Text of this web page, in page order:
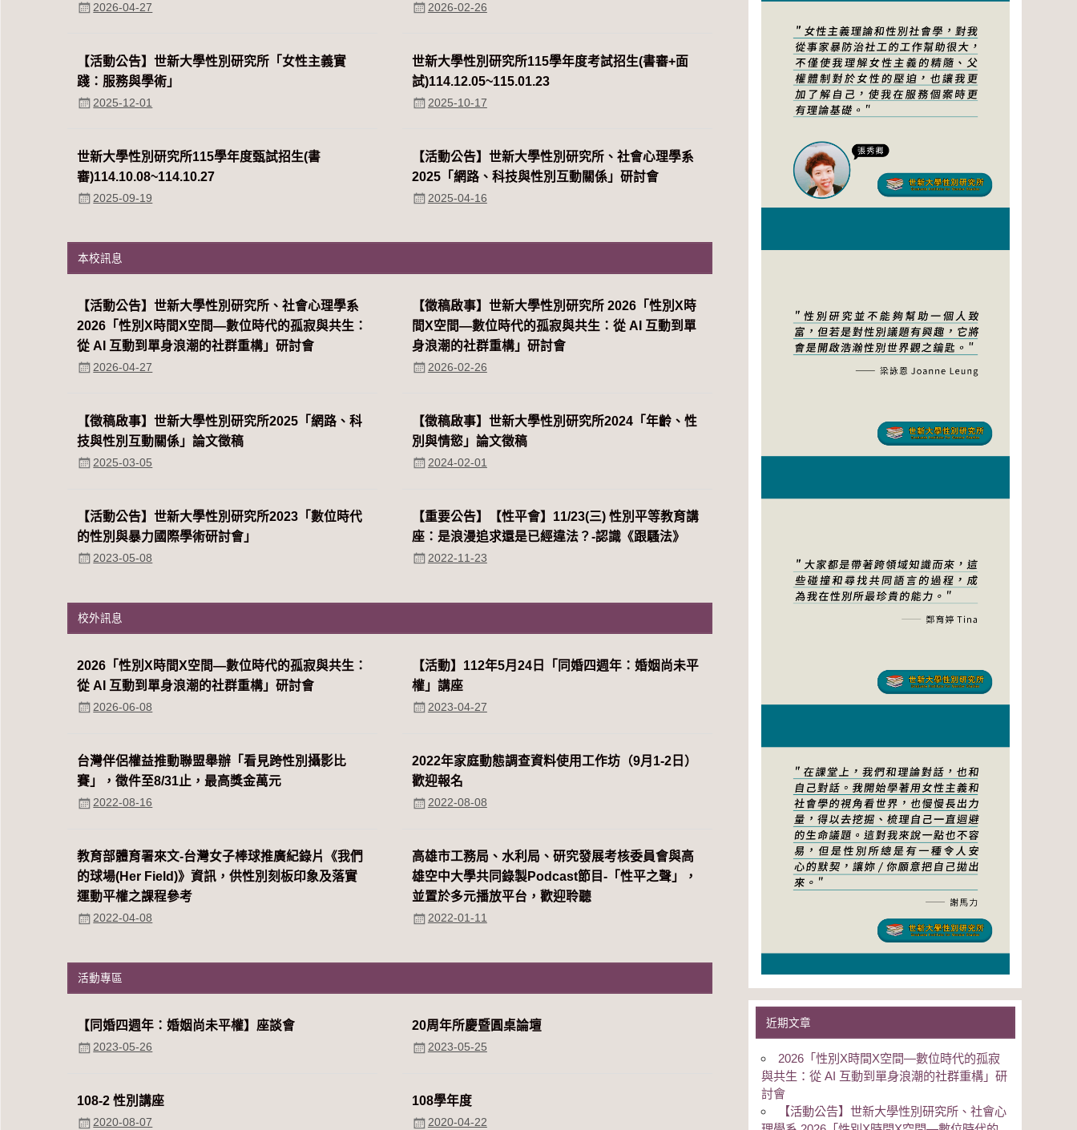
2026-04-27 2026-02-26
【活動公告】世新大學性別研究所「女性主義實
踐：服務與學術」
2025-12-01
世新大學性別研究所115學年度考試招生(書審+面
試)114.12.05~115.01.23
2025-10-17
世新大學性別研究所115學年度甄試招生(書
審)114.10.08~114.10.27
2025-09-19
【活動公告】世新大學性別研究所、社會心理學系
2025「網路、科技與性別互動關係」研討會
2025-04-16
本校訊息
【活動公告】世新大學性別研究所、社會心理學系
2026「性別Χ時間Χ空間—數位時代的孤寂與共生：
從 AI 互動到單身浪潮的社群重構」研討會
2026-04-27
【徵稿啟事】世新大學性別研究所 2026「性別Χ時
間Χ空間—數位時代的孤寂與共生：從 AI 互動到單
身浪潮的社群重構」研討會
2026-02-26
【徵稿啟事】世新大學性別研究所2025「網路、科
技與性別互動關係」論文徵稿
2025-03-05
【徵稿啟事】世新大學性別研究所2024「年齡、性
別與情慾」論文徵稿
2024-02-01
【活動公告】世新大學性別研究所2023「數位時代
的性別與暴力國際學術研討會」
2023-05-08
【重要公告】【性平會】11/23(三) 性別平等教育講
座：是浪漫追求還是已經違法？-認識《跟騷法》
2022-11-23
校外訊息
2026「性別Χ時間Χ空間—數位時代的孤寂與共生：
從 AI 互動到單身浪潮的社群重構」研討會
2026-06-08
【活動】112年5月24日「同婚四週年：婚姻尚未平
權」講座
2023-04-27
台灣伴侶權益推動聯盟舉辦「看見跨性別攝影比
賽」，徵件至8/31止，最高獎金萬元
2022-08-16
2022年家庭動態調查資料使用工作坊（9月1-2日）
歡迎報名
2022-08-08
教育部體育署來文-台灣女子棒球推廣紀錄片《我們
的球場(Her Field)》資訊，供性別刻板印象及落實
運動平權之課程參考
2022-04-08
高雄市工務局、水利局、研究發展考核委員會與高
雄空中大學共同錄製Podcast節目-「性平之聲」，
並置於多元播放平台，歡迎聆聽
2022-01-11
活動專區
【同婚四週年：婚姻尚未平權】座談會
2023-05-26
20周年所慶暨圓桌論壇
2023-05-25
108-2 性別講座
2020-08-07
108學年度
2020-04-22
近期文章
2026「性別Χ時間Χ空間—數位時代的孤寂
與共生：從 AI 互動到單身浪潮的社群重構」研
討會
【活動公告】世新大學性別研究所、社會心